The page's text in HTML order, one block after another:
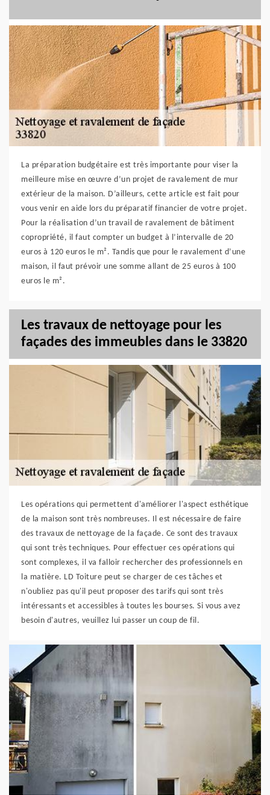
La préparation budgétaire est très importante pour viser la
meilleure mise en œuvre d’un projet de ravalement de mur
extérieur de la maison. D’ailleurs, cette article est fait pour
vous venir en aide lors du préparatif financier de votre projet.
Pour la réalisation d’un travail de ravalement de bâtiment
copropriété, il faut compter un budget à l’intervalle de 20
euros à 120 euros le m². Tandis que pour le ravalement d’une
maison, il faut prévoir une somme allant de 25 euros à 100
euros le m².
Les travaux de nettoyage pour les
façades des immeubles dans le 33820
Les opérations qui permettent d'améliorer l'aspect esthétique
de la maison sont très nombreuses. Il est nécessaire de faire
des travaux de nettoyage de la façade. Ce sont des travaux
qui sont très techniques. Pour effectuer ces opérations qui
sont complexes, il va falloir rechercher des professionnels en
la matière. LD Toiture peut se charger de ces tâches et
n'oubliez pas qu'il peut proposer des tarifs qui sont très
intéressants et accessibles à toutes les bourses. Si vous avez
besoin d'autres, veuillez lui passer un coup de fil.